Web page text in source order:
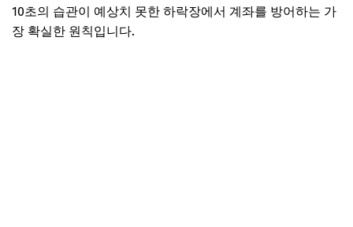
10초의 습관이 예상치 못한 하락장에서 계좌를 방어하는 가
장 확실한 원칙입니다.